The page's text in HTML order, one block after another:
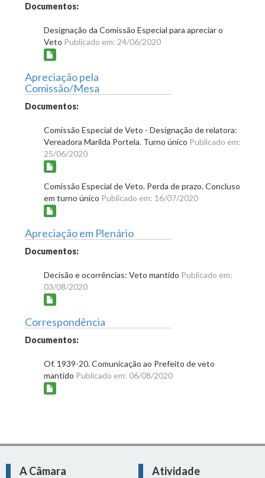
Documentos:
Designação da Comissão Especial para apreciar o
Veto Publicado em: 24/06/2020
Apreciação pela
Comissão/Mesa
Documentos:
Comissão Especial de Veto - Designação de relatora:
Vereadora Marilda Portela. Turno único Publicado em:
25/06/2020
Comissão Especial de Veto. Perda de prazo. Concluso
em turno único Publicado em: 16/07/2020
Apreciação em Plenário
Documentos:
Decisão e ocorrências: Veto mantido Publicado em:
03/08/2020
Correspondência
Documentos:
Of. 1939-20. Comunicação ao Prefeito de veto
mantido Publicado em: 06/08/2020
A Câmara
Atividade